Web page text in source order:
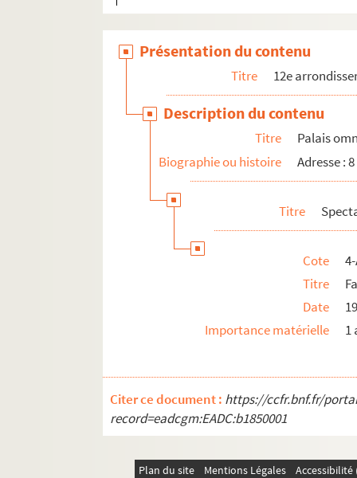
Présentation du contenu
Titre 12e
Description du contenu
Titre
Palais
Biographie ou histoire
Adresse :
Titre
Cote
Titre
Date
Importance matérielle
1
Citer ce document : https://ccfr.bnf.fr/
record=eadcgm:EADC:b1850001
Plan du site Mentions Légales